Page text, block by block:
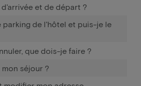
et de départ ?
parking de l'hôtel et puis-je le
que dois-je faire ?
séjour ?